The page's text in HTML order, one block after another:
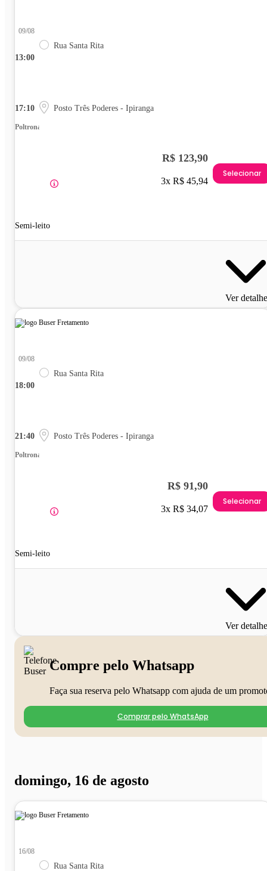
13:00
09/08
Rua Santa Rita
17:10 Posto Três Poderes - Ipiranga
Poltrona
Semi-leito
R$ 123,90
3x R$ 45,94
Selecionar
Ver
18:00
09/08
Rua Santa Rita
21:40 Posto Três Poderes - Ipiranga
Poltrona
Semi-leito
R$ 91,90
3x R$ 34,07
Selecionar
Ver
Compre pelo Whatsapp
Faça sua reserva pelo Whatsapp com ajuda de um
Comprar pelo WhatsApp
domingo, 16 de agosto
16/08
Rua Santa Rita